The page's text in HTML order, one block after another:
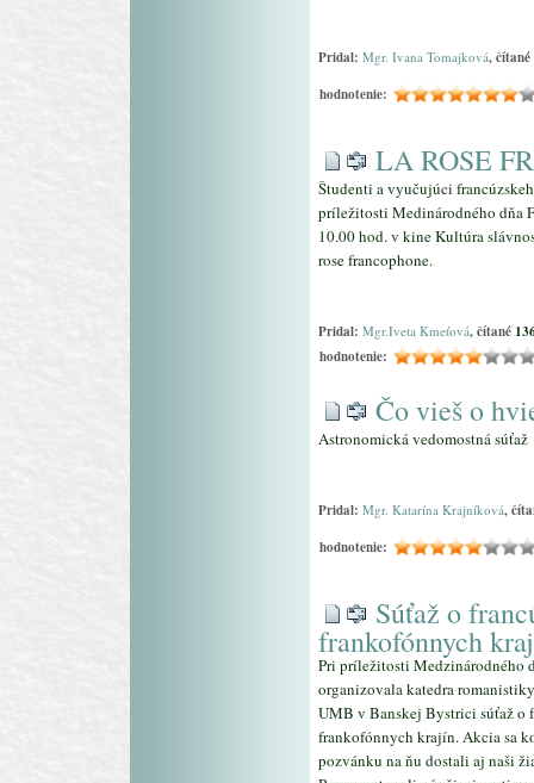
Pridal: Mgr. Ivana Tomajková, čítané
hodnotenie:
LA ROSE
Študenti a vyučujúci
príležitosti Medinárodného dňa
10.00 hod. v kine Kultúra
rose francophone.
Pridal: Mgr.Iveta Kmeťová, čítané
hodnotenie:
Čo vieš o
Astronomická vedomostná súťaž
Pridal: Mgr. Katarína Krajníková,
hodnotenie:
Súťaž o
frankofónnych
Pri príležitosti Medzinárodného
organizovala katedra
UMB v Banskej Bystrici súťaž o
frankofónnych krajín. Akcia sa
pozvánku na ňu dostali aj naši